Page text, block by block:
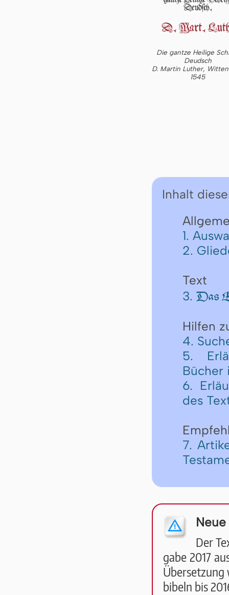
Die gantze Heilige
Deudsch
D. Martin Luther,
1545
Inhalt
1.
2.
Text
3. Das
Hilfen
4.
5.
Bücher
6.
des
7.
Der
ga­be 2017
bi­beln bis